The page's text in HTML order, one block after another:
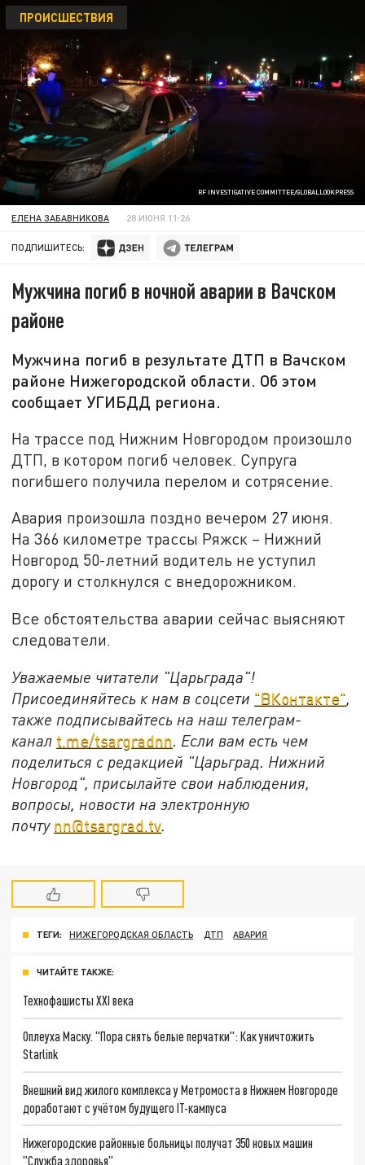
RF INVESTIGATIVE COMMITTEE/GLOBALLOOKPRESS
ПРОИСШЕСТВИЯ
ЕЛЕНА ЗАБАВНИКОВА 28 ИЮНЯ 11:26
ПОДПИШИТЕСЬ:
Мужчина погиб в ночной аварии в Вачском
районе
Мужчина погиб в результате ДТП в Вачском
районе Нижегородской области. Об этом
сообщает УГИБДД региона.
На трассе под Нижним Новгородом произошло
ДТП, в котором погиб человек. Супруга
погибшего получила перелом и сотрясение.
Авария произошла поздно вечером 27 июня.
На 366 километре трассы Ряжск – Нижний
Новгород 50-летний водитель не уступил
дорогу и столкнулся с внедорожником.
Все обстоятельства аварии сейчас выясняют
следователи.
Уважаемые читатели "Царьграда"!
Присоединяйтесь к нам в соцсети "ВКонтакте",
также подписывайтесь на наш телеграм-
канал t.me/tsargradnn. Если вам есть чем
поделиться с редакцией "Царьград. Нижний
Новгород", присылайте свои наблюдения,
вопросы, новости на электронную
почту nn@tsargrad.tv.
ТЕГИ: НИЖЕГОРОДСКАЯ ОБЛАСТЬ ДТП АВАРИЯ
ЧИТАЙТЕ ТАКЖЕ:
Технофашисты XXI века
Оплеуха Маску. "Пора снять белые перчатки": Как уничтожить
Starlink
Внешний вид жилого комплекса у Метромоста в Нижнем Новгороде
доработают с учётом будущего IT-кампуса
Нижегородские районные больницы получат 350 новых машин
"Служба здоровья"